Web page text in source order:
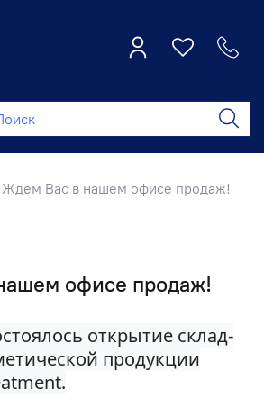
Ждем Вас в нашем офисе продаж!
офисе продаж!
открытие склад-
продукции